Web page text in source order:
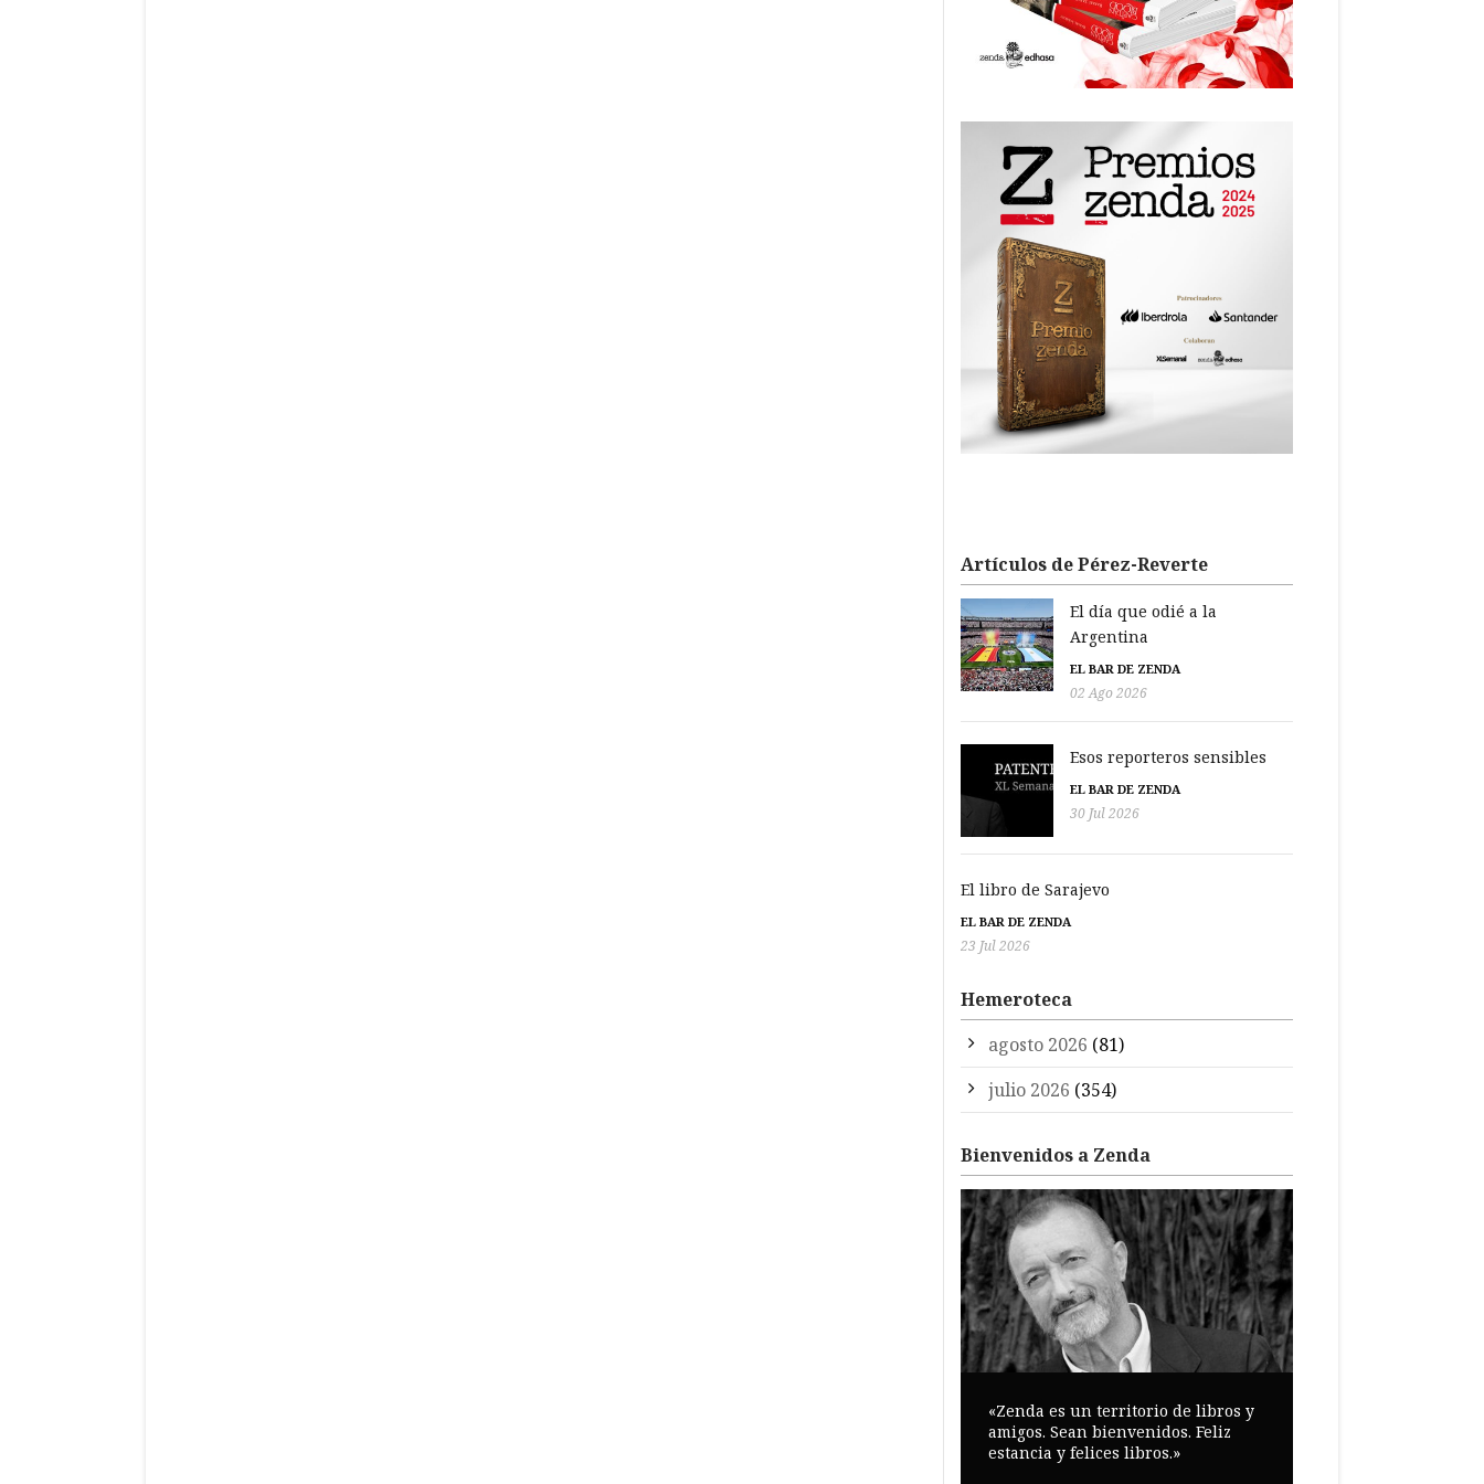
Artículos de Pérez-Reverte
El día que odié a la
Argentina
EL BAR DE ZENDA
02 Ago 2026
Esos reporteros sensibles
EL BAR DE ZENDA
30 Jul 2026
El libro de Sarajevo
EL BAR DE ZENDA
23 Jul 2026
Hemeroteca
agosto 2026 (81)
julio 2026 (354)
Bienvenidos a Zenda
«Zenda es un territorio de libros y
amigos. Sean bienvenidos. Feliz
estancia y felices libros.»